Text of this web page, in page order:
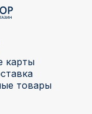
карты
товары